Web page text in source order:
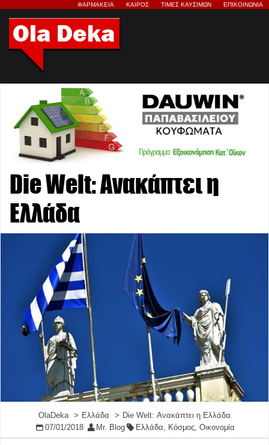
ΦΑΡΜΑΚΕΙΑ ΚΑΙΡΟΣ ΤΙΜΕΣ ΚΑΥΣΙΜΩΝ ΕΠΙΚΟΙΝΩΝΙΑ
Die Welt: Ανακάπτει η
Ελλάδα
OlaDeka Ελλάδα
Die Welt: Ανακάπτει η Ελλάδα
07/01/2018
Mr. Blog Ελλάδα, Κόσμος,Οικονομία